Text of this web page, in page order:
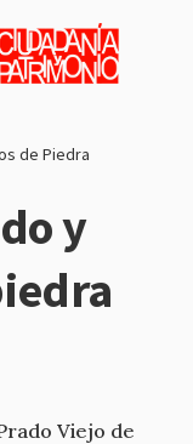
de Piedra
y
Viejo de